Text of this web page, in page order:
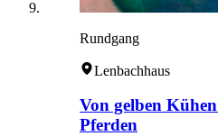
Rundgang
Lenbachhaus
Von gelben
Pferden